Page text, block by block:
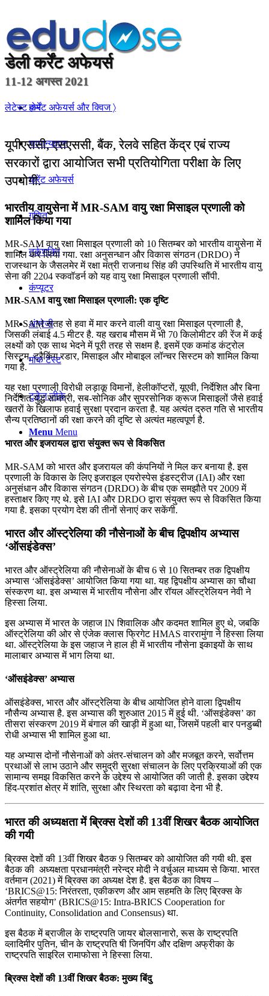
होम
सामान्यज्ञान
करेंट अफेयर्स
गणित
तर्कशक्ति
कंप्यूटर
अंग्रेजी
मॉक टेस्ट
टुडेज जीके
Menu Menu
डेली कर्रेंट अफेयर्स
11-12 अगस्त 2021
लेटेस्ट कर्रेंट अफेयर्स और क्विज 〉
यूपीएससी, एसएससी, बैंक, रेलवे सहित केंद्र एबं राज्य
सरकारों द्वारा आयोजित सभी प्रतियोगिता परीक्षा के लिए
उपयोगी.
भारतीय वायुसेना में MR-SAM वायु रक्षा मिसाइल प्रणाली को
शामिल किया गया
MR-SAM वायु रक्षा मिसाइल प्रणाली को 10 सितम्बर को भारतीय वायुसेना में
शामिल कर लिया गया. रक्षा अनुसन्धान और विकास संगठन (DRDO) ने
राजस्थान के जैसलमेर में रक्षा मंत्री राजनाथ सिंह की उपस्थिति में भारतीय वायु
सेना की 2204 स्‍कवॉडर्न को यह वायु रक्षा मिसाइल प्रणाली सौंपी.
MR-SAM वायु रक्षा मिसाइल प्रणाली: एक दृष्टि
MR-SAM सतह से हवा में मार करने वाली वायु रक्षा मिसाइल प्रणाली है,
जिसकी लंबाई 4.5 मीटर है. यह खराब मौसम में भी 70 किलोमीटर की रेंज में कई
लक्ष्यों को एक साथ भेदने में पूरी तरह से सक्षम है. इसमें एक कमांड कंट्रोल
सिस्टम, ट्रैकिंग रडार, मिसाइल और मोबाइल लॉन्चर सिस्टम को शामिल किया
गया है.
यह रक्षा प्रणाली विरोधी लड़ाकू विमानों, हेलीकॉप्टरों, यूएवी, निर्देशित और बिना
निर्देशित युद्ध सामग्री, सब-सोनिक और सुपरसोनिक क्रूज मिसाइलों जैसे हवाई
खतरों के खिलाफ हवाई सुरक्षा प्रदान करता है. यह अत्यंत द्रुत गति से भारतीय
सैन्य प्रतिष्ठानों की रक्षा करने की दृष्टि से अत्यंत महत्वपूर्ण है.
भारत और इजरायल द्वारा संयुक्त रूप से विकसित
MR-SAM को भारत और इजरायल की कंपनियों ने मिल कर बनाया है. इस
प्रणाली के विकास के लिए इजराइल एयरोस्पेस इंडस्ट्रीज (IAI) और रक्षा
अनुसंधान और विकास संगठन (DRDO) के बीच एक समझौते पर 2009 में
हस्ताक्षर किए गए थे. इसे IAI और DRDO द्वारा संयुक्त रूप से विकसित किया
गया है. इसका प्रयोग देश की तीनों सेनाएं कर सकेंगी.
भारत और ऑस्ट्रेलिया की नौसेनाओं के बीच द्विपक्षीय अभ्यास
‘ऑसइंडेक्स’
भारत और ऑस्ट्रेलिया की नौसेनाओं के बीच 6 से 10 सितम्बर तक द्विपक्षीय
अभ्यास ‘ऑसइंडेक्स’ आयोजित किया गया था. यह द्विपक्षीय अभ्यास का चौथा
संस्करण था. इस अभ्यास में भारतीय नौसेना और रॉयल ऑस्ट्रेलियन नेवी ने
हिस्सा लिया.
इस अभ्यास में भारत के जहाज IN शिवालिक और कदमत शामिल हुए थे, जबकि
ऑस्ट्रेलिया की ओर से एंजेक क्लास फ्रिगेट HMAS वाररामुंगा ने हिस्सा लिया
था. ऑस्ट्रेलिया के इस जहाज ने हाल ही में भारतीय नौसेना इकाइयों के साथ
मालाबार अभ्यास में भाग लिया था.
‘ऑसइंडेक्स’ अभ्यास
ऑसइंडेक्स, भारत और ऑस्ट्रेलिया के बीच आयोजित होने वाला द्विपक्षीय
नौसैन्य अभ्यास है. इस अभ्यास की शुरुआत 2015 में हुई थी. ‘ऑसइंडेक्स’ का
तीसरा संस्करण 2019 में बंगाल की खाड़ी में हुआ था, जिसमें पहली बार पनडुब्बी
रोधी अभ्यास भी शामिल हुआ था.
यह अभ्यास दोनों नौसेनाओं को अंतर-संचालन को और मजबूत करने, सर्वोत्तम
प्रथाओं से लाभ उठाने और समुद्री सुरक्षा संचालन के लिए प्रक्रियाओं की एक
सामान्य समझ विकसित करने के उद्देश्य से आयोजित की जाती है. इसका उद्देश्य
हिंद-प्रशांत क्षेत्र में शांति, सुरक्षा और स्थिरता को बढ़ावा देना भी है.
भारत की अध्यक्षता में ब्रिक्स देशों की 13वीं शिखर बैठक आयोजित
की गयी
ब्रिक्स देशों की 13वीं शिखर बैठक 9 सितम्बर को आयोजित की गयी थी. इस
बैठक की अध्‍यक्षता प्रधानमंत्री नरेन्‍द्र मोदी ने वर्चुअल माध्‍यम से किया. भारत
वर्तमान (2021) में ब्रिक्‍स का अध्‍यक्ष देश है. इस बैठक का विषय –
‘BRICS@15: निरंतरता, एकीकरण और आम सहमति के लिए ब्रिक्‍स के
अंतर्गत सहयोग’ (BRICS@15: Intra-BRICS Cooperation for
Continuity, Consolidation and Consensus) था.
इस बैठक में ब्राजील के राष्‍ट्रपति जायर बोलसानारो, रूस के राष्‍ट्रपति
व्‍लादिमीर पुतिन, चीन के राष्‍ट्रपति षी जिनपिंग और दक्षिण अफ्रीका के
राष्‍ट्रपति साइरिल रामाफोसा ने हिस्सा लिया.
ब्रिक्स देशों की 13वीं शिखर बैठक: मुख्य बिंदु